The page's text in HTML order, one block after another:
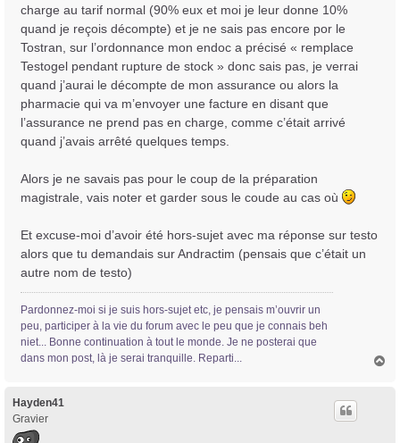
g
e
charge au tarif normal (90% eux et moi je leur donne 10%
quand je reçois décompte) et je ne sais pas encore por le
Tostran, sur l’ordonnance mon endoc a précisé « remplace
Testogel pendant rupture de stock » donc sais pas, je verrai
quand j’aurai le décompte de mon assurance ou alors la
pharmacie qui va m’envoyer une facture en disant que
l’assurance ne prend pas en charge, comme c’était arrivé
quand j’avais arrêté quelques temps.
Alors je ne savais pas pour le coup de la préparation
magistrale, vais noter et garder sous le coude au cas où
Et excuse-moi d’avoir été hors-sujet avec ma réponse sur testo
alors que tu demandais sur Andractim (pensais que c’était un
autre nom de testo)
Pardonnez-moi si je suis hors-sujet etc, je pensais m’ouvrir un
peu, participer à la vie du forum avec le peu que je connais beh
niet... Bonne continuation à tout le monde. Je ne posterai que
dans mon post, là je serai tranquille. Reparti...
Hayden41
Gravier